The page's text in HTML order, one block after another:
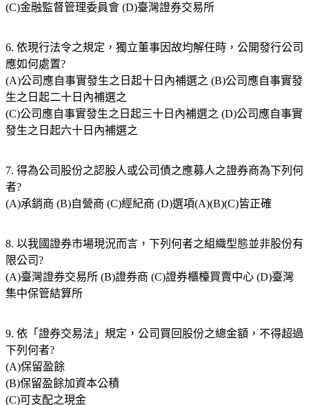
(C)金融監督管理委員會 (D)臺灣證券交易所
6. 依現行法令之規定，獨立董事因故均解任時，公開發行公司
應如何處置?
(A)公司應自事實發生之日起十日內補選之 (B)公司應自事實發
生之日起二十日內補選之
(C)公司應自事實發生之日起三十日內補選之 (D)公司應自事實
發生之日起六十日內補選之
7. 得為公司股份之認股人或公司債之應募人之證券商為下列何
者?
(A)承銷商 (B)自營商 (C)經紀商 (D)選項(A)(B)(C)皆正確
8. 以我國證券市場現況而言，下列何者之組織型態並非股份有
限公司?
(A)臺灣證券交易所 (B)證券商 (C)證券櫃檯買賣中心 (D)臺灣
集中保管結算所
9. 依「證券交易法」規定，公司買回股份之總金額，不得超過
下列何者?
(A)保留盈餘
(B)保留盈餘加資本公積
(C)可支配之現金